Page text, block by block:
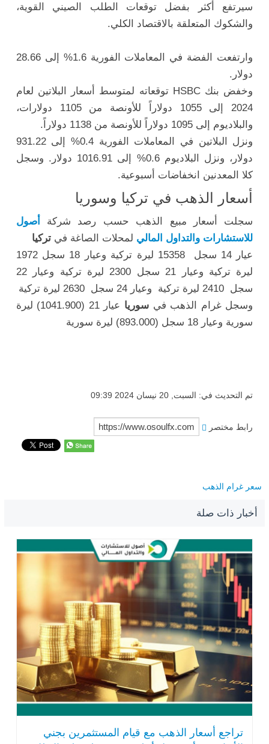
سيرتفع أكثر بفضل توقعات الطلب الصيني القوية،
والشكوك المتعلقة بالاقتصاد الكلي.
وارتفعت الفضة في المعاملات الفورية 1.6% إلى 28.66
دولار.
وخفض بنك HSBC توقعاته لمتوسط أسعار البلاتين لعام
2024 إلى 1055 دولاراً للأونصة من 1105 دولارات،
والبلاديوم إلى 1095 دولاراً للأونصة من 1138 دولاراً.
ونزل البلاتين في المعاملات الفورية 0.4% إلى 931.22
دولار، ونزل البلاديوم 0.6% إلى 1016.91 دولار. وسجل
كلا المعدنين انخفاضات أسبوعية.
أسعار الذهب في تركيا وسوريا
سجلت أسعار مبيع الذهب حسب رصد شركة
أصول
للاستشارات والتداول المالي لمحلات الصاغة في تركيا
عيار 14 سجل 15358 ليرة تركية وعيار 18 سجل 1972
ليرة تركية وعيار 21 سجل 2300 ليرة تركية وعيار 22
سجل 2410 ليرة تركية وعيار 24 سجل 2630 ليرة تركية
وسجل غرام الذهب في سوريا
عيار 21 (1041.900) ليرة
سورية وعيار 18 سجل (893.000) ليرة سورية
تم التحديث في: السبت, 20 نيسان 2024 09:39
رابط مختصر
سعر غرام الذهب
أخبار ذات صلة
تراجع أسعار الذهب مع قيام المستثمرين بجني